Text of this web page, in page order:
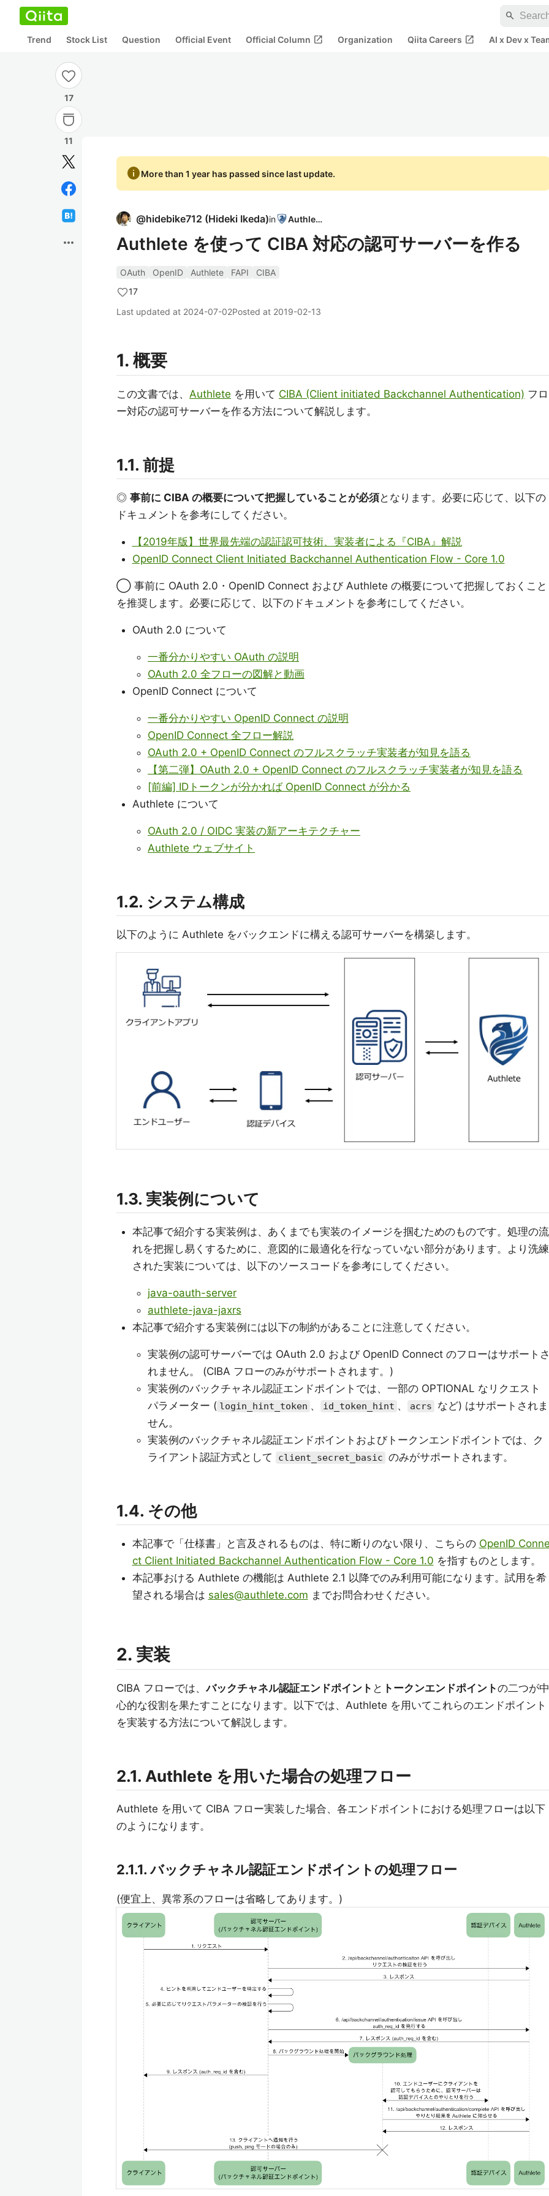
search
Trend Stock List Question Official Event Official Column open_in_new Organization Qiita Careers open_in_new AI x Dev x
17
11
more_horiz
infoMore than 1 year has passed since last update.
@hidebike712 (Hideki Ikeda)in Authlete
Authlete を使って CIBA 対応の認可サーバーを作る
OAuth OpenID Authlete FAPI
CIBA
17
Last updated at 2024-07-02Posted at 2019-02-13
1. 概要
この文書では、 Authlete を用いて CIBA (Client initiated Backchannel Authentication) フロ
ー対応の認可サーバーを作る方法について解説します。
1.1. 前提
◎ 事前に CIBA の概要について把握していることが必須となります。必要に応じて、以下の
ドキュメントを参考にしてください。
【2019年版】世界最先端の認証認可技術、実装者による『CIBA』解説
OpenID Connect Client Initiated Backchannel Authentication Flow - Core 1.0
◯ 事前に OAuth 2.0・OpenID Connect および Authlete の概要について把握しておくこと
を推奨します。必要に応じて、以下のドキュメントを参考にしてください。
OAuth 2.0 について
一番分かりやすい OAuth の説明
OAuth 2.0 全フローの図解と動画
OpenID Connect について
一番分かりやすい OpenID Connect の説明
OpenID Connect 全フロー解説
OAuth 2.0 + OpenID Connect のフルスクラッチ実装者が知見を語る
【第二弾】OAuth 2.0 + OpenID Connect のフルスクラッチ実装者が知見を語る
[前編] IDトークンが分かれば OpenID Connect が分かる
Authlete について
OAuth 2.0 / OIDC 実装の新アーキテクチャー
Authlete ウェブサイト
1.2. システム構成
以下のように Authlete をバックエンドに構える認可サーバーを構築します。
1.3. 実装例について
本記事で紹介する実装例は、あくまでも実装のイメージを掴むためのものです。処理の流
れを把握し易くするために、意図的に最適化を行なっていない部分があります。より洗練
された実装については、以下のソースコードを参考にしてください。
java-oauth-server
authlete-java-jaxrs
本記事で紹介する実装例には以下の制約があることに注意してください。
実装例の認可サーバーでは OAuth 2.0 および OpenID Connect のフローはサポート
れません。 (CIBA フローのみがサポートされます。)
実装例のバックチャネル認証エンドポイントでは、一部の OPTIONAL なリクエスト
パラメーター ( login_hint_token 、 id_token_hint 、 acrs
など) はサポートされま
せん。
実装例のバックチャネル認証エンドポイントおよびトークンエンドポイントでは、ク
ライアント認証方式として
client_secret_basic のみがサポートされます。
1.4. その他
本記事で「仕様書」と言及されるものは、特に断りのない限り、こちらの OpenID
ct Client Initiated Backchannel Authentication Flow - Core 1.0 を指すものとします。
本記事おける Authlete の機能は Authlete 2.1 以降でのみ利用可能になります。試用を希
望される場合は sales@authlete.com までお問合わせください。
2. 実装
CIBA フローでは、バックチャネル認証エンドポイント と トークンエンドポイントの二つが中
心的な役割を果たすことになります。以下では、Authlete を用いてこれらのエンドポイント
を実装する方法について解説します。
2.1. Authlete を用いた場合の処理フロー
Authlete を用いて CIBA フロー実装した場合、各エンドポイントにおける処理フローは以下
のようになります。
2.1.1. バックチャネル認証エンドポイントの処理フロー
(便宜上、異常系のフローは省略してあります。)